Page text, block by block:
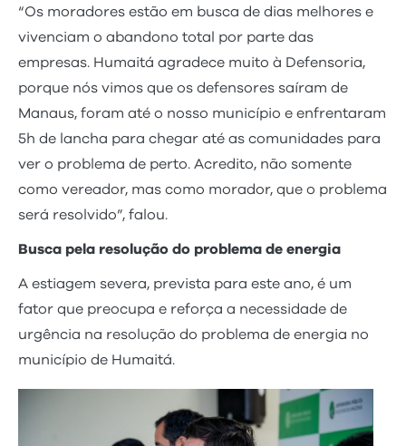
“Os moradores estão em busca de dias melhores e
vivenciam o abandono total por parte das
empresas. Humaitá agradece muito à Defensoria,
porque nós vimos que os defensores saíram de
Manaus, foram até o nosso município e enfrentaram
5h de lancha para chegar até as comunidades para
ver o problema de perto. Acredito, não somente
como vereador, mas como morador, que o problema
será resolvido”, falou.
Busca pela resolução do problema de energia
A estiagem severa, prevista para este ano, é um
fator que preocupa e reforça a necessidade de
urgência na resolução do problema de energia no
município de Humaitá.